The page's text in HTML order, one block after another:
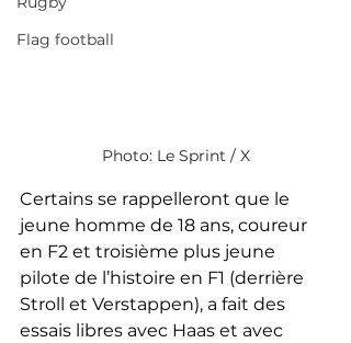
Flag football
Photo: Le Sprint / X
Certains se rappelleront que le
jeune homme de 18 ans, coureur
en F2 et troisième plus jeune
pilote de l’histoire en F1 (derrière
Stroll et Verstappen), a fait des
essais libres avec Haas et avec